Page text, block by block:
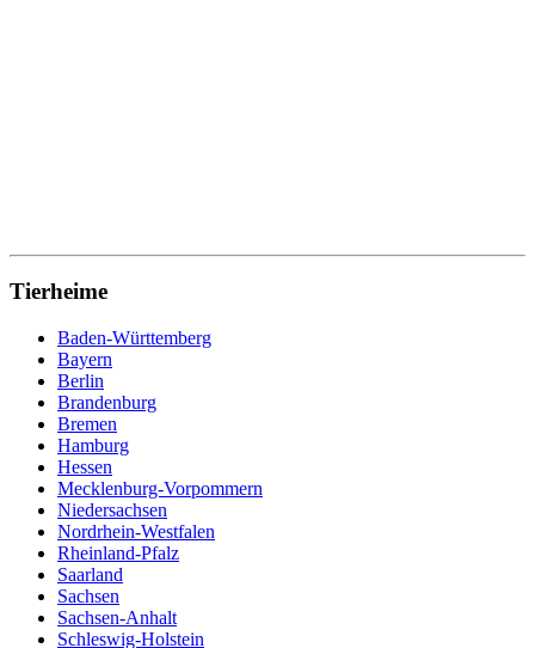
Tierheime
Baden-Württemberg
Bayern
Berlin
Brandenburg
Bremen
Hamburg
Hessen
Mecklenburg-Vorpommern
Niedersachsen
Nordrhein-Westfalen
Rheinland-Pfalz
Saarland
Sachsen
Sachsen-Anhalt
Schleswig-Holstein